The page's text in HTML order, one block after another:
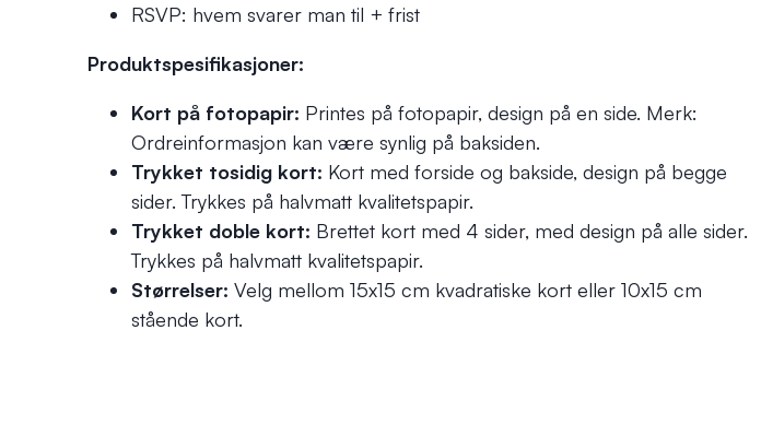
RSVP: hvem svarer man til + frist
Produktspesifikasjoner:
Kort på fotopapir: Printes på fotopapir, design på en side. Merk:
Ordreinformasjon kan være synlig på baksiden.
Trykket tosidig kort: Kort med forside og bakside, design på begge
sider. Trykkes på halvmatt kvalitetspapir.
Trykket doble kort: Brettet kort med 4 sider, med design på alle sider.
Trykkes på halvmatt kvalitetspapir.
Størrelser: Velg mellom 15x15 cm kvadratiske kort eller 10x15 cm
stående kort.